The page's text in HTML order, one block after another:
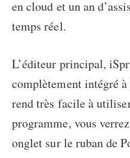
en cloud et un an
temps réel.
L’éditeur principal,
complètement intégré
rend très facile à
programme, vous
onglet sur le ruban de